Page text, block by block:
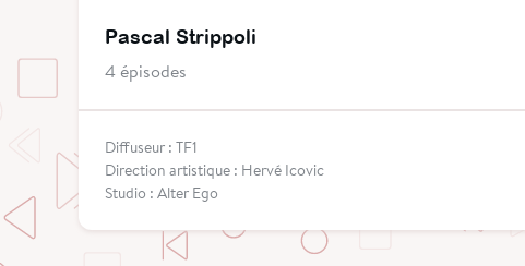
Pascal Strippoli
4 épisodes
Diffuseur : TF1
Direction artistique : Hervé Icovic
Studio : Alter Ego